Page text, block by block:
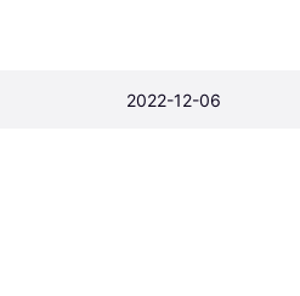
2022-12-06